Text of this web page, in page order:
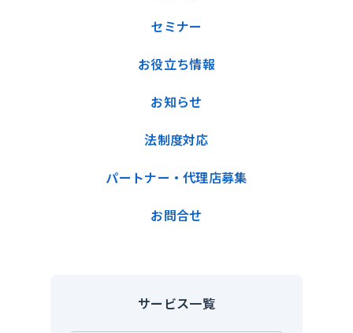
セミナー
お役立ち情報
お知らせ
法制度対応
パートナー・代理店募集
お問合せ
サービス一覧